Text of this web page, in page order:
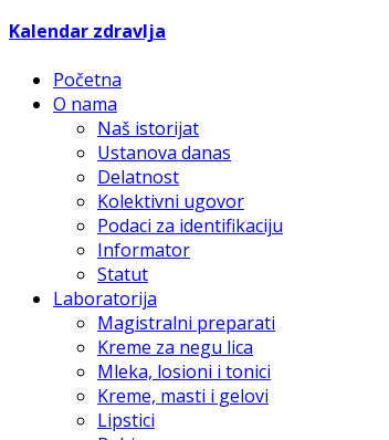
Kalendar zdravlja
Početna
O nama
Naš istorijat
Ustanova danas
Delatnost
Kolektivni ugovor
Podaci za identifikaciju
Informator
Statut
Laboratorija
Magistralni preparati
Kreme za negu lica
Mleka, losioni i tonici
Kreme, masti i gelovi
Lipstici